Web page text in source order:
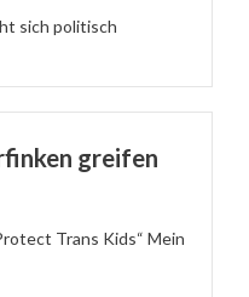
sich politisch
greifen
Trans Kids“ Mein